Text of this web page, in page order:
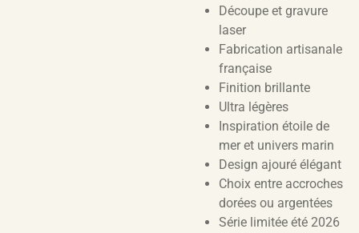
Découpe et gravure
laser
Fabrication artisanale
française
Finition brillante
Ultra légères
Inspiration étoile de
mer et univers marin
Design ajouré élégant
Choix entre accroches
dorées ou argentées
Série limitée été 2026